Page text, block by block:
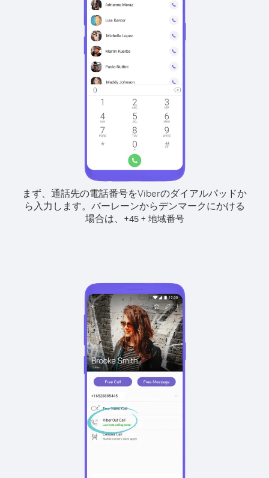
まず、通話先の電話番号をViberのダイアルパッドか
ら入力します。 バーレーンからデンマークにかける
場合は、
+45+ 地域番号